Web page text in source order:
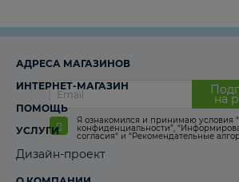
на
Я ознакомился и принимаю условия
конфиденциальности”,
согласия“ и “Рекомендательные
АДРЕСА МАГАЗИНОВ
ИНТЕРНЕТ-МАГАЗИН
ПОМОЩЬ
УСЛУГИ
Дизайн-проект